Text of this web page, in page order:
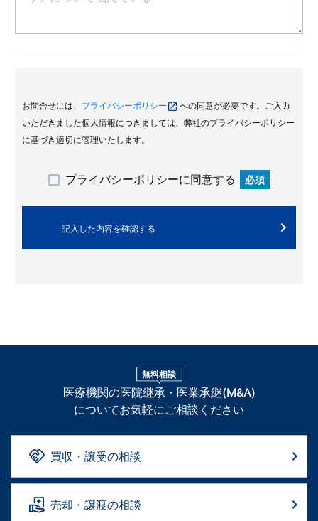
お問合せには、 プライバシーポリシー
への同意が必要です。ご入力
いただきました個人情報につきましては、弊社のプライバシーポリシー
に基づき適切に管理いたします。
プライバシーポリシーに同意する 必須
無料相談
医療機関の医院継承・医業承継(M&A)
についてお気軽にご相談ください
買収・譲受の相談
売却・譲渡の相談